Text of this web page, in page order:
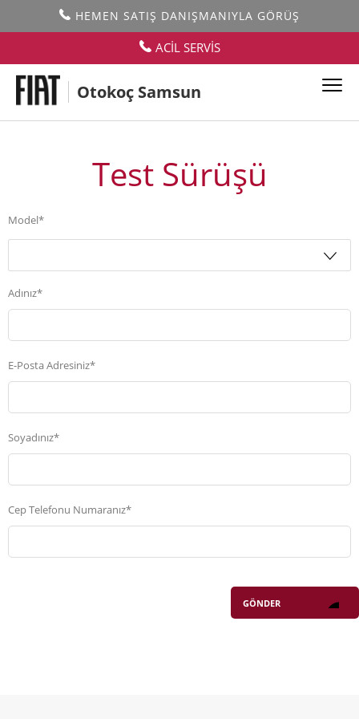
HEMEN SATIŞ DANIŞMANIYLA GÖRÜŞ
ACİL SERVİS
Otokoç Samsun
Test Sürüşü
Model*
Adınız*
E-Posta Adresiniz*
Soyadınız*
Cep Telefonu Numaranız*